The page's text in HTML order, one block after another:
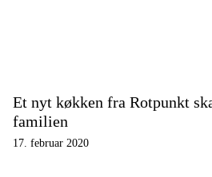
Et nyt køkken fra Rotpunkt
familien
17. februar 2020